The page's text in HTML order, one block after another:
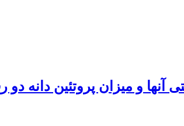
و میزان پروتئین دانه دو